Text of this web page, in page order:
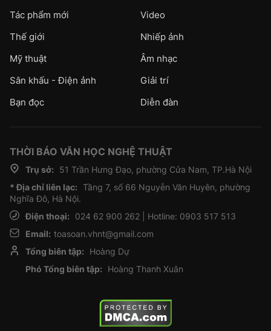
Tác phẩm mới
Video
Thế giới
Nhiếp ảnh
Mỹ thuật
Âm nhạc
Sân khấu - Điện ảnh
Giải trí
Bạn đọc
Diễn đàn
THỜI BÁO VĂN HỌC NGHỆ THUẬT
Trụ sở:
51 Trần Hưng Đạo, phường Cửa Nam, TP.Hà Nội
* Địa chỉ liên lạc: Tầng 7, số 66 Nguyễn Văn Huyên, phường
Nghĩa Đô, Hà Nội.
Điện thoại:
024 62 900 262 | Hotline: 0903 517 513
Email: toasoan.vhnt@gmail.com
Tổng biên tập:
Hoàng Dự
Phó Tổng biên tập:
Hoàng Thanh Xuân